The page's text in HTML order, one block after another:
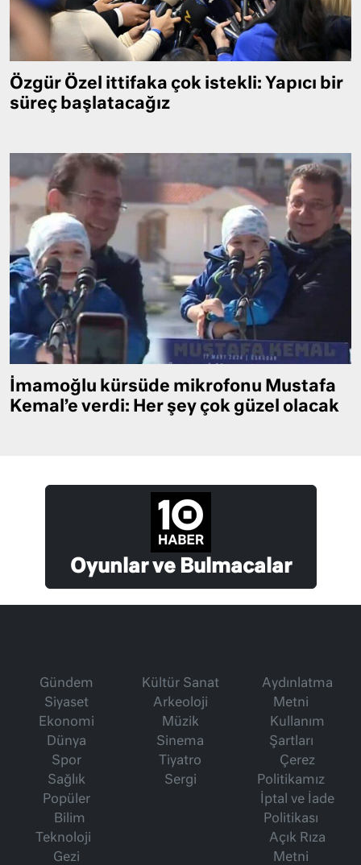
Özgür Özel ittifaka çok istekli: Yapıcı bir
süreç başlatacağız
İmamoğlu kürsüde mikrofonu Mustafa
Kemal’e verdi: Her şey çok güzel olacak
Oyunlar ve Bulmacalar
Gündem
Siyaset
Ekonomi
Dünya
Spor
Sağlık
Popüler
Bilim
Teknoloji
Gezi
Kültür Sanat
Arkeoloji
Müzik
Sinema
Tiyatro
Sergi
Aydınlatma
Metni
Kullanım
Şartları
Çerez
Politikamız
İptal ve İade
Politikası
Açık Rıza
Metni